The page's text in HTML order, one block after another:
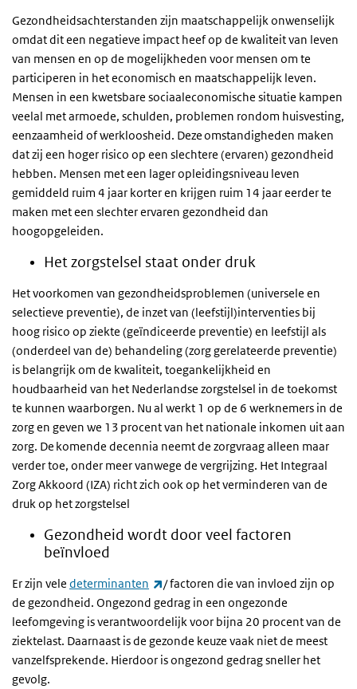
Gezondheidsachterstanden zijn maatschappelijk onwenselijk
omdat dit een negatieve impact heef op de kwaliteit van leven
van mensen en op de mogelijkheden voor mensen om te
participeren in het economisch en maatschappelijk leven.
Mensen in een kwetsbare sociaaleconomische situatie kampen
veelal met armoede, schulden, problemen rondom huisvesting,
eenzaamheid of werkloosheid. Deze omstandigheden maken
dat zij een hoger risico op een slechtere (ervaren) gezondheid
hebben. Mensen met een lager opleidingsniveau leven
gemiddeld ruim 4 jaar korter en krijgen ruim 14 jaar eerder te
maken met een slechter ervaren gezondheid dan
hoogopgeleiden.
Het zorgstelsel staat onder druk
Het voorkomen van gezondheidsproblemen (universele en
selectieve preventie), de inzet van (leefstijl)interventies bij
hoog risico op ziekte (geïndiceerde preventie) en leefstijl als
(onderdeel van de) behandeling (zorg gerelateerde preventie)
is belangrijk om de kwaliteit, toegankelijkheid en
houdbaarheid van het Nederlandse zorgstelsel in de toekomst
te kunnen waarborgen. Nu al werkt 1 op de 6 werknemers in de
zorg en geven we 13 procent van het nationale inkomen uit aan
zorg. De komende decennia neemt de zorgvraag alleen maar
verder toe, onder meer vanwege de vergrijzing. Het Integraal
Zorg Akkoord (IZA) richt zich ook op het verminderen van de
druk op het zorgstelsel
Gezondheid wordt door veel factoren
beïnvloed
Er zijn vele determinanten (externe link)
/ factoren die van invloed zijn op
de gezondheid. Ongezond gedrag in een ongezonde
leefomgeving is verantwoordelijk voor bijna 20 procent van de
ziektelast. Daarnaast is de gezonde keuze vaak niet de meest
vanzelfsprekende. Hierdoor is ongezond gedrag sneller het
gevolg.